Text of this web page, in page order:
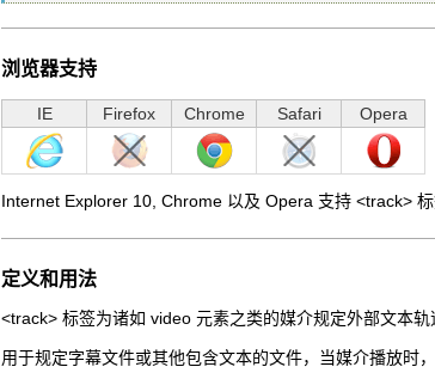
浏览器支持
IE Firefox Chrome Safari Opera
Internet Explorer 10, Chrome 以及 Opera 支持 <track> 标
定义和用法
<track> 标签为诸如 video 元素之类的媒介规定外部文本轨
用于规定字幕文件或其他包含文本的文件，当媒介播放时